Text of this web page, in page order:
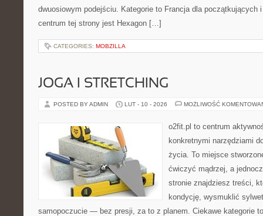
dwuosiowym podejściu. Kategorie to Francja dla początkujących
centrum tej strony jest Hexagon […]
CATEGORIES: MOBZILLA
JOGA I STRETCHING
POSTED BY ADMIN LUT - 10 - 2026 MOŻLIWOŚĆ
o2fit.pl to centrum
konkretnymi narzędziami
życia. To miejsce
ćwiczyć mądrzej, a
stronie znajdziesz treści,
kondycję, wysmuklić
samopoczucie — bez presji, za to z planem. Ciekawe kategorie